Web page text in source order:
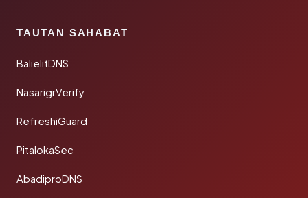
TAUTAN SAHABAT
BalielitDNS
NasarigrVerify
RefreshiGuard
PitalokaSec
AbadiproDNS